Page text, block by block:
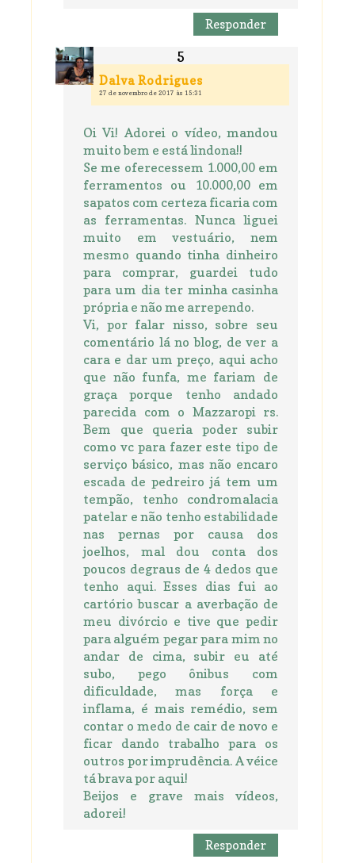
Responder
Dalva Rodrigues
27 de novembro de 2017 às 15:31
Oi Vi! Adorei o vídeo, mandou
muito bem e está lindona!!
Se me oferecessem 1.000,00 em
ferramentos ou 10.000,00 em
sapatos com certeza ficaria com
as ferramentas. Nunca liguei
muito em vestuário, nem
mesmo quando tinha dinheiro
para comprar, guardei tudo
para um dia ter minha casinha
própria e não me arrependo.
Vi, por falar nisso, sobre seu
comentário lá no blog, de ver a
cara e dar um preço, aqui acho
que não funfa, me fariam de
graça porque tenho andado
parecida com o Mazzaropi rs.
Bem que queria poder subir
como vc para fazer este tipo de
serviço básico, mas não encaro
escada de pedreiro já tem um
tempão, tenho condromalacia
patelar e não tenho estabilidade
nas pernas por causa dos
joelhos, mal dou conta dos
poucos degraus de 4 dedos que
tenho aqui. Esses dias fui ao
cartório buscar a averbação de
meu divórcio e tive que pedir
para alguém pegar para mim no
andar de cima, subir eu até
subo, pego ônibus com
dificuldade, mas força e
inflama, é mais remédio, sem
contar o medo de cair de novo e
ficar dando trabalho para os
outros por imprudência. A véice
tá brava por aqui!
Beijos e grave mais vídeos,
adorei!
Responder